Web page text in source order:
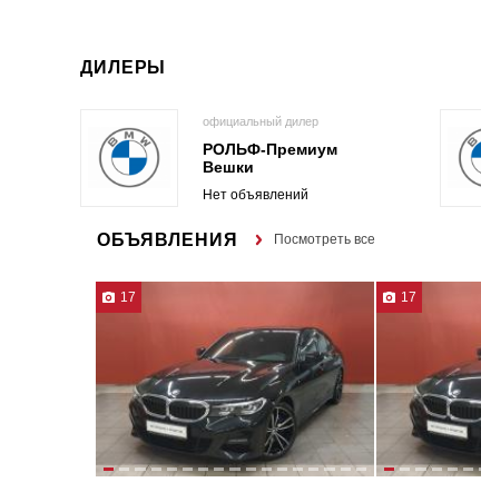
ДИЛЕРЫ
официальный дилер
РОЛЬФ-Премиум
Вешки
Нет объявлений
ОБЪЯВЛЕНИЯ Посмотреть все
17 17